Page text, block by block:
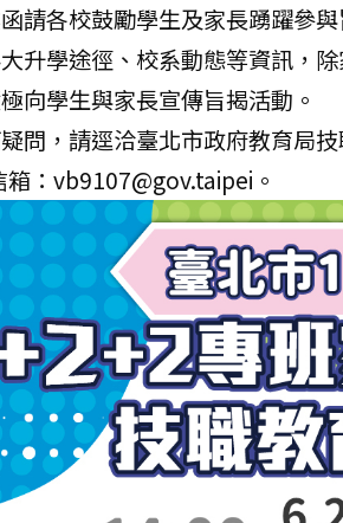
請各校鼓勵學生及家長踴躍參
升學途徑、校系動態等資訊，
向學生與家長宣傳旨揭活動。
問，請逕洽臺北市政府教育局
：vb9107@gov.taipei。